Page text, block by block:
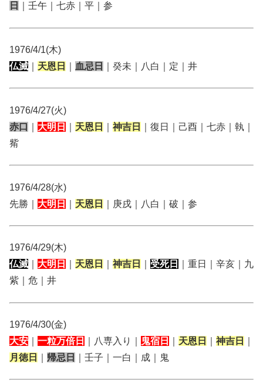
日
｜壬午｜七赤｜平｜参
1976/4/1(木)
仏滅
天恩日 血忌日 ｜癸未｜八白｜定｜井
1976/4/27(火)
赤口
大明日 天恩日 神吉日
｜復日｜己酉｜七赤｜執｜
觜
1976/4/28(水)
先勝｜ 大明日 天恩日 ｜庚戌｜八白｜破｜参
1976/4/29(木)
仏滅
大明日 天恩日 神吉日 受死日
｜重日｜辛亥｜九
紫｜危｜井
1976/4/30(金)
大安
一粒万倍日 ｜八専入り｜ 鬼宿日 天恩日 神吉日
月徳日
帰忌日 ｜壬子｜一白｜成｜鬼